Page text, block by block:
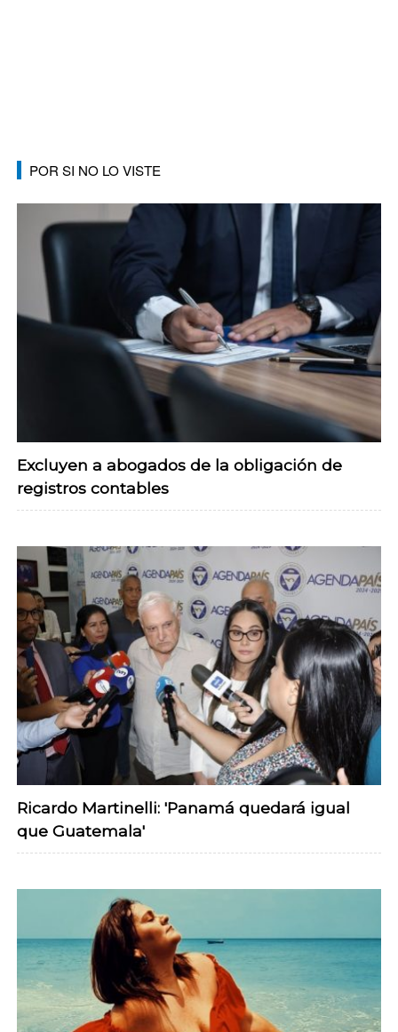
POR SI NO LO VISTE
Excluyen a abogados de la obligación de
registros contables
Ricardo Martinelli: 'Panamá quedará igual
que Guatemala'